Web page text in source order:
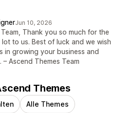
Jun 10, 2026
Thank you so much for the
lot to us. Best of luck and we wish
in growing your business and
– Ascend Themes Team
Themes
Alle Themes